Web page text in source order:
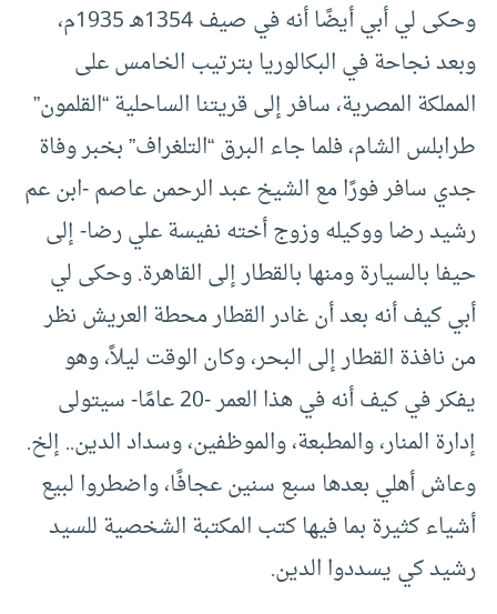
وحكى لي أبي أيضًا أنه في صيف 1354هـ 1935م،
وبعد نجاحة في البكالوريا بترتيب الخامس على
المملكة المصرية، سافر إلى قريتنا الساحلية “القلمون”
طرابلس الشام، فلما جاء البرق “التلغراف” بخبر وفاة
جدي سافر فورًا مع الشيخ عبد الرحمن عاصم -ابن عم
رشيد رضا ووكيله وزوج أخته نفيسة علي رضا- إلى
حيفا بالسيارة ومنها بالقطار إلى القاهرة. وحكى لي
أبي كيف أنه بعد أن غادر القطار محطة العريش نظر
من نافذة القطار إلى البحر، وكان الوقت ليلاً، وهو
يفكر في كيف أنه في هذا العمر -20 عامًا- سيتولى
إدارة المنار، والمطبعة، والموظفين، وسداد الدين.. إلخ.
وعاش أهلي بعدها سبع سنين عجافًا، واضطروا لبيع
أشياء كثيرة بما فيها كتب المكتبة الشخصية للسيد
رشيد كي يسددوا الدين.